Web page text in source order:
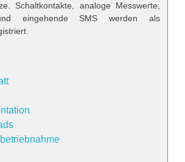
Schaltkontakte, analoge Messwerte,
eingehende SMS werden als